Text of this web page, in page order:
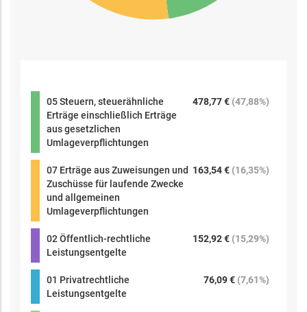
05 Steuern, steuerähnliche
Erträge einschließlich Erträge
aus gesetzlichen
Umlageverpflichtungen
478,77 € (47,88%)
07 Erträge aus Zuweisungen und
Zuschüsse für laufende Zwecke
und allgemeinen
Umlageverpflichtungen
163,54 € (16,35%)
02 Öffentlich-rechtliche
Leistungsentgelte
152,92 € (15,29%)
01 Privatrechtliche
Leistungsentgelte
76,09 € (7,61%)